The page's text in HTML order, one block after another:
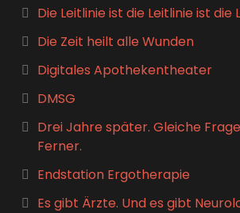
Die Leitlinie ist die Leitlinie ist die
Die Zeit heilt alle Wunden
Digitales Apothekentheater
DMSG
Drei Jahre später. Gleiche
Ferner.
Endstation Ergotherapie
Es gibt Ärzte. Und es gibt